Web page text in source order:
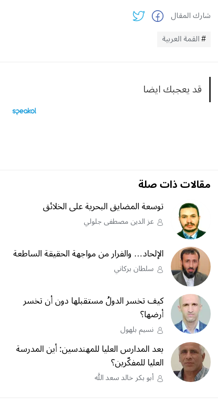
شارك المقال
القمة العربية
قد يعجبك ايضا
مقالات ذات صلة
توسعة المضايق البحرية على الخلائق
عز الدين مصطفى جلولي
الإلحاد… والفرار من مواجهة الحقيقة الساطعة
سلطان بركاني
كيف تخسر الدولُ مستقبلها دون أن تخسر
أرضها؟
نسيم بلهول
بعد المدارس العليا للمهندسين: أين المدرسة
العليا للمفكّرين؟
أبو بكر خالد سعد الله